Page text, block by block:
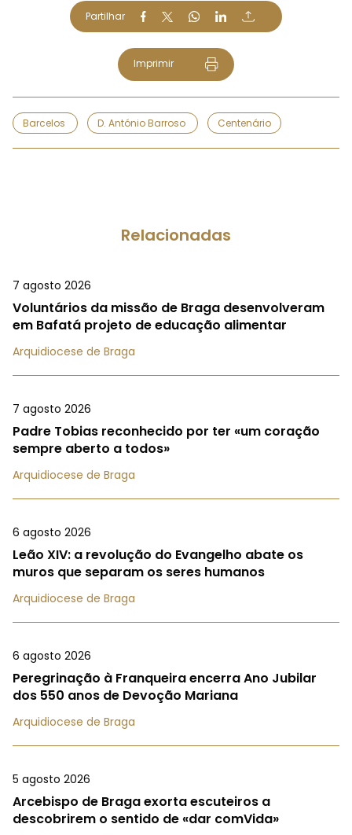
Partilhar
Imprimir
Barcelos D. António Barroso Centenário
Relacionadas
7 agosto 2026
Voluntários da missão de Braga desenvolveram
em Bafatá projeto de educação alimentar
Arquidiocese de Braga
7 agosto 2026
Padre Tobias reconhecido por ter «um coração
sempre aberto a todos»
Arquidiocese de Braga
6 agosto 2026
Leão XIV: a revolução do Evangelho abate os
muros que separam os seres humanos
Arquidiocese de Braga
6 agosto 2026
Peregrinação à Franqueira encerra Ano Jubilar
dos 550 anos de Devoção Mariana
Arquidiocese de Braga
5 agosto 2026
Arcebispo de Braga exorta escuteiros a
descobrirem o sentido de «dar comVida»